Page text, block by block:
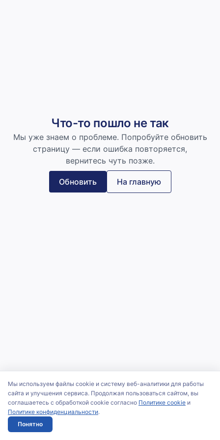
Что-то пошло не так
Мы уже знаем о проблеме. Попробуйте обновить
страницу — если ошибка повторяется,
вернитесь чуть позже.
Обновить На главную
Мы используем файлы cookie и систему веб-аналитики для работы
сайта и улучшения сервиса. Продолжая пользоваться сайтом, вы
соглашаетесь с обработкой cookie согласно Политике cookie и
Политике конфиденциальности.
Понятно